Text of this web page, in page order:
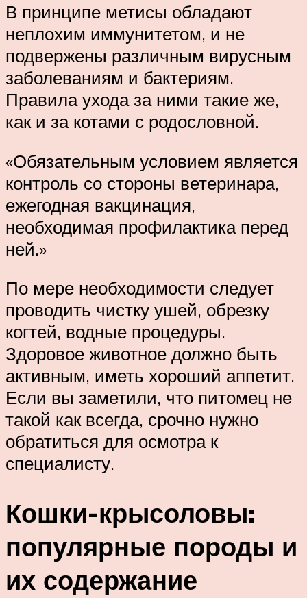
В принципе метисы обладают
неплохим иммунитетом, и не
подвержены различным вирусным
заболеваниям и бактериям.
Правила ухода за ними такие же,
как и за котами с родословной.
«Обязательным условием является
контроль со стороны ветеринара,
ежегодная вакцинация,
необходимая профилактика перед
ней.»
По мере необходимости следует
проводить чистку ушей, обрезку
когтей, водные процедуры.
Здоровое животное должно быть
активным, иметь хороший аппетит.
Если вы заметили, что питомец не
такой как всегда, срочно нужно
обратиться для осмотра к
специалисту.
Кошки-крысоловы:
популярные породы и
их содержание